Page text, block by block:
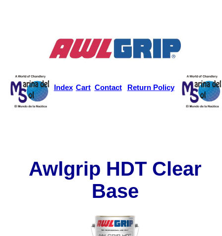
Index Cart Contact Return Policy
Awlgrip HDT Clear
Base